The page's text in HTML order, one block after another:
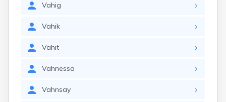
Vahig
Vahik
Vahit
Vahnessa
Vahnsay